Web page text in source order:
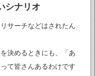
シナリオ
ーチなどはされたん
決めるときにも、「あ
て皆さんあるわけです